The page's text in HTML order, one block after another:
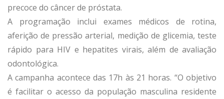
precoce do câncer de próstata.
A programação inclui exames médicos de rotina,
aferição de pressão arterial, medição de glicemia, teste
rápido para HIV e hepatites virais, além de avaliação
odontológica.
A campanha acontece das 17h às 21 horas. “O objetivo
é facilitar o acesso da população masculina residente